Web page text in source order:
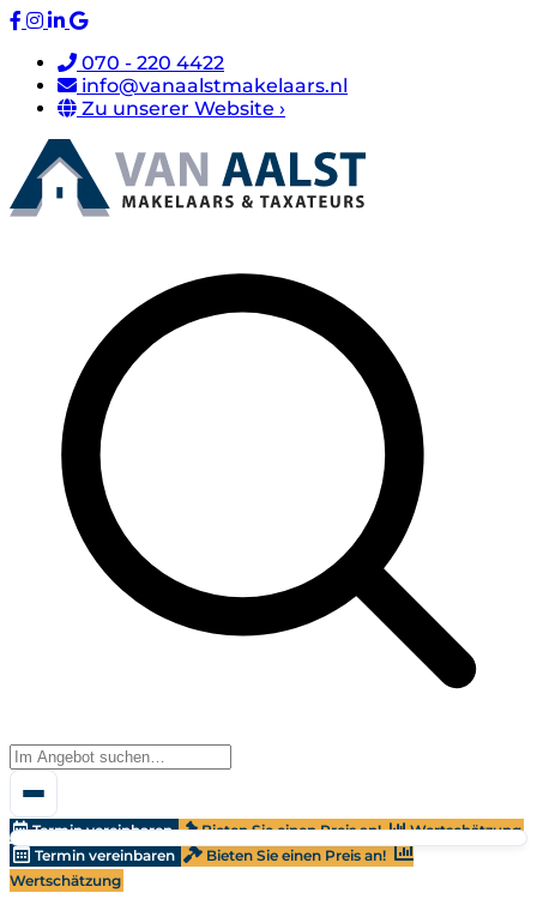
070 - 220 4422
info@vanaalstmakelaars.nl
Zu unserer Website ›
Termin vereinbaren Bieten Sie einen Preis an!
Wertschätzung
Termin vereinbaren
Bieten Sie einen Preis an!
Wertschätzung